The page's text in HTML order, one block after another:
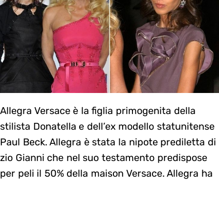
Allegra Versace è la figlia primogenita della
stilista Donatella e dell’ex modello statunitense
Paul Beck. Allegra è stata la nipote prediletta di
zio Gianni che nel suo testamento predispose
per peli il 50% della maison Versace. Allegra ha